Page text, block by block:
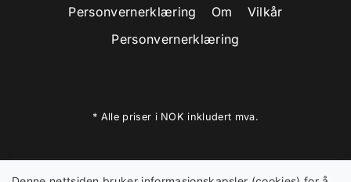
Personvernerklæring Om
Vilkår
Personvernerklæring
* Alle priser i NOK inkludert mva.